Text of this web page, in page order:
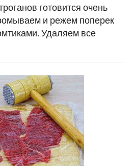
готовится очень
и режем поперек
Удаляем все